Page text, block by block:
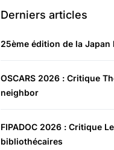
Derniers articles
25ème édition de la Japan
OSCARS 2026 : Critique
neighbor
FIPADOC 2026 : Critique
bibliothécaires